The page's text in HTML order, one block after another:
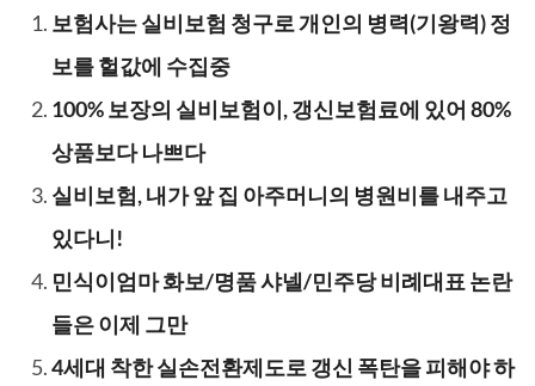
보험사는 실비보험 청구로 개인의 병력(기왕력) 정
보를 헐값에 수집중
100% 보장의 실비보험이, 갱신보험료에 있어 80%
상품보다 나쁘다
실비보험, 내가 앞 집 아주머니의 병원비를 내주고
있다니!
민식이엄마 화보/명품 샤넬/민주당 비례대표 논란
들은 이제 그만
4세대 착한 실손전환제도로 갱신 폭탄을 피해야 하